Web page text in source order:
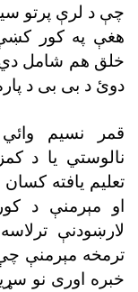
چې د لرې پرتو
هغې په کور
خلق هم شامل
دوئ د بى بى د
قمر نسيم
نالوستي يا د
تعليم يافته
او مېرمنې د
لارښودنې
ترمخه مېرمنې
خبره اورى نو